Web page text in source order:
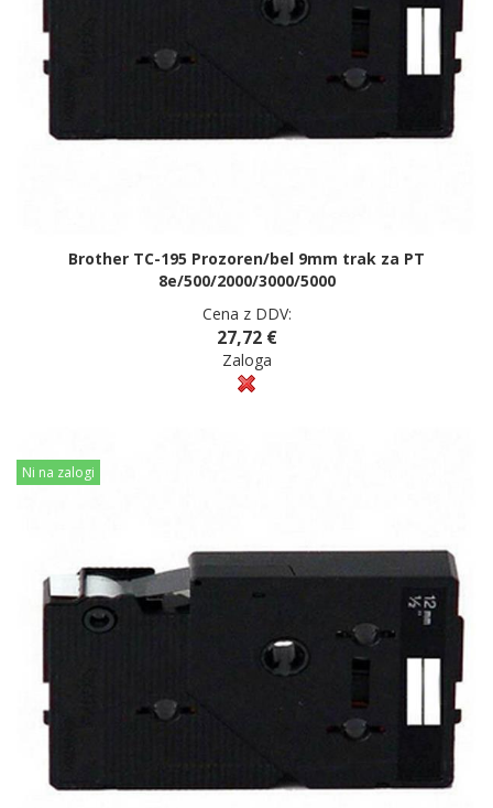
Brother TC-195 Prozoren/bel 9mm trak za PT
8e/500/2000/3000/5000
Cena z DDV:
27,72 €
Zaloga
Ni na zalogi